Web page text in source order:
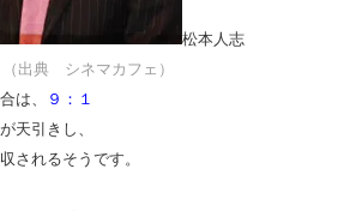
松本人志
（出典 シネマカフェ）
は、
９：１
天引きし、
されるそうです。